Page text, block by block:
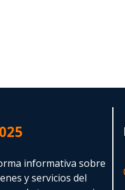
informativa sobre
y servicios del